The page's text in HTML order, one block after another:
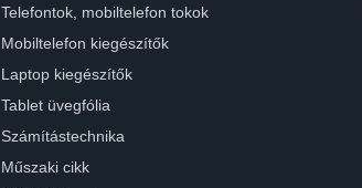
Telefontok, mobiltelefon tokok
Mobiltelefon kiegészítők
Laptop kiegészítők
Tablet üvegfólia
Számítástechnika
Műszaki cikk